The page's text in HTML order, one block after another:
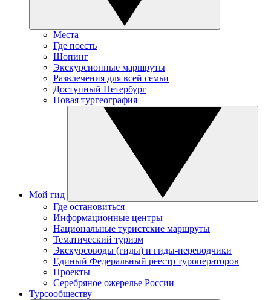
Места
Где поесть
Шопинг
Экскурсионные маршруты
Развлечения для всей семьи
Доступный Петербург
Новая тургеография
Мой гид
Где остановиться
Информационные центры
Национальные туристские маршруты
Тематический туризм
Экскурсоводы (гиды) и гиды-переводчики
Единый Федеральный реестр туроператоров
Проекты
Серебряное ожерелье России
Турсообществу